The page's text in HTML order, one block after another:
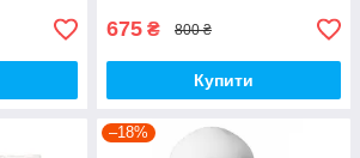
675 ₴ 800 ₴
Купити
–18%